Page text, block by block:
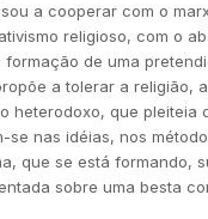
a cooperar com o
religioso, com o
de uma
a tolerar a religião,
heterodoxo, que pleiteia
nas idéias, nos
que se está formando,
sobre uma besta